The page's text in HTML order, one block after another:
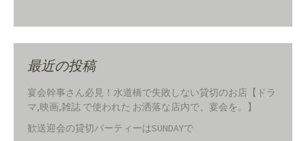
最近の投稿
宴会幹事さん必見！水道橋で失敗しない貸切のお店【ドラ
マ,映画,雑誌 で使われた お洒落な店内で、宴会を。】
歓送迎会の貸切パーティーはSUNDAYで